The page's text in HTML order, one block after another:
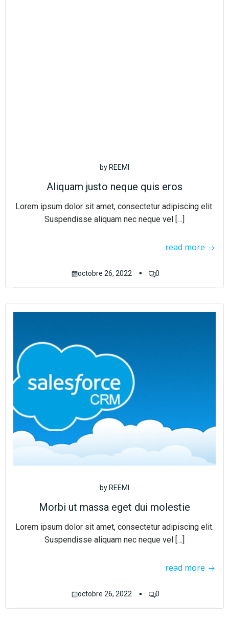
by REEMI
Aliquam justo neque quis eros
Lorem ipsum dolor sit amet, consectetur adipiscing elit.
Suspendisse aliquam nec neque vel […]
read more
octobre 26, 2022 ▪ 0
by REEMI
Morbi ut massa eget dui molestie
Lorem ipsum dolor sit amet, consectetur adipiscing elit.
Suspendisse aliquam nec neque vel […]
read more
octobre 26, 2022 ▪ 0